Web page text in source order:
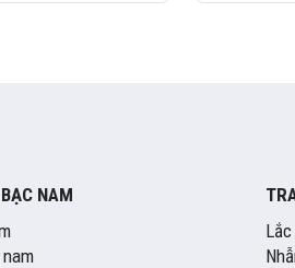
NAM